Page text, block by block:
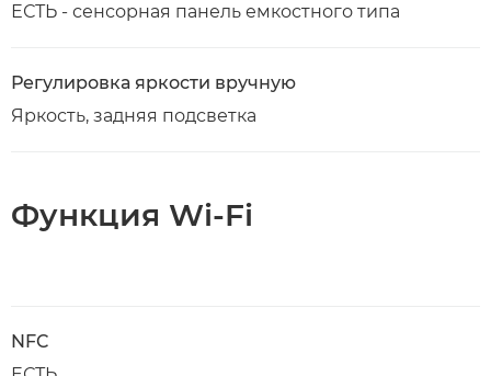
ЕСТЬ - сенсорная панель емкостного типа
Регулировка яркости вручную
Яркость, задняя подсветка
Функция Wi-Fi
NFC